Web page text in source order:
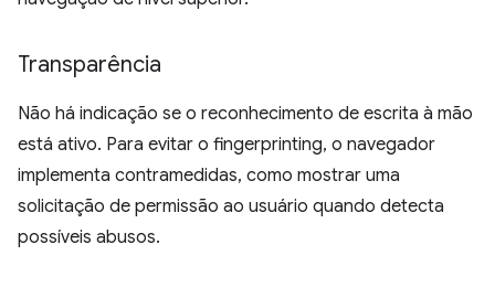
Transparência
Não há indicação se o reconhecimento de escrita à mão
está ativo. Para evitar o fingerprinting, o navegador
implementa contramedidas, como mostrar uma
solicitação de permissão ao usuário quando detecta
possíveis abusos.